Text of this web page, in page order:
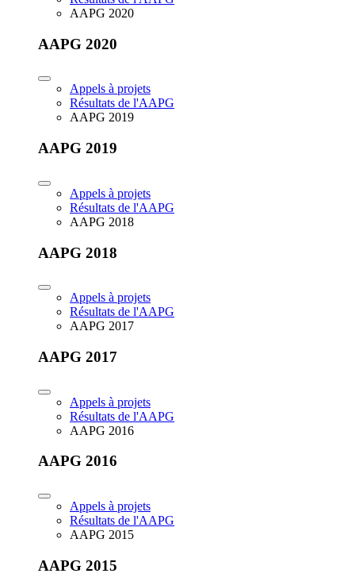
AAPG 2020
AAPG 2020
Appels à projets
Résultats de l'AAPG
AAPG 2019
AAPG 2019
Appels à projets
Résultats de l'AAPG
AAPG 2018
AAPG 2018
Appels à projets
Résultats de l'AAPG
AAPG 2017
AAPG 2017
Appels à projets
Résultats de l'AAPG
AAPG 2016
AAPG 2016
Appels à projets
Résultats de l'AAPG
AAPG 2015
AAPG 2015